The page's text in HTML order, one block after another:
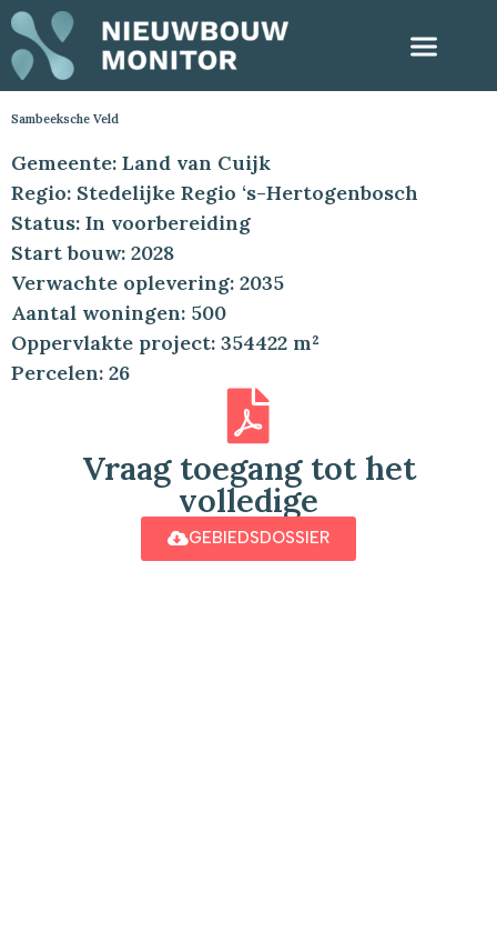
Sambeeksche Veld
Gemeente: Land van Cuijk
Regio: Stedelijke Regio ‘s-Hertogenbosch
Status: In voorbereiding
Start bouw: 2028
Verwachte oplevering: 2035
Aantal woningen: 500
Oppervlakte project: 354422 m²
Percelen: 26
Vraag toegang tot het
volledige
GEBIEDSDOSSIER